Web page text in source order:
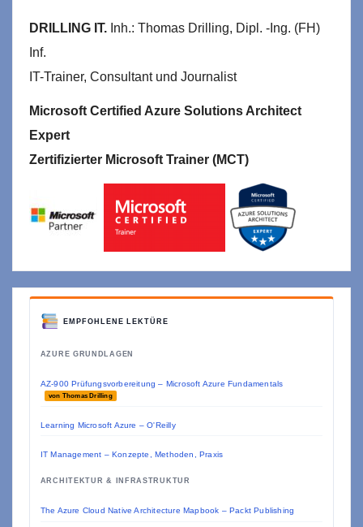
DRILLING IT. Inh.: Thomas Drilling, Dipl. -Ing. (FH)
Inf.
IT-Trainer, Consultant und Journalist
Microsoft Certified Azure Solutions Architect
Expert
Zertifizierter Microsoft Trainer (MCT)
EMPFOHLENE LEKTÜRE
AZURE GRUNDLAGEN
AZ-900 Prüfungsvorbereitung – Microsoft Azure Fundamentals
von Thomas Drilling
Learning Microsoft Azure – O'Reilly
IT Management – Konzepte, Methoden, Praxis
ARCHITEKTUR & INFRASTRUKTUR
The Azure Cloud Native Architecture Mapbook – Packt Publishing